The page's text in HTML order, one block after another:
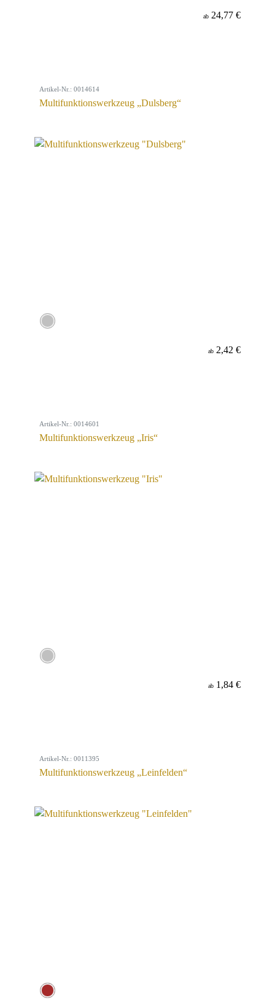
ab 24,77 €
Artikel-Nr.: 0014614
Multifunktionswerkzeug „Dulsberg“
ab 2,42 €
Artikel-Nr.: 0014601
Multifunktionswerkzeug „Iris“
ab 1,84 €
Artikel-Nr.: 0011395
Multifunktionswerkzeug „Leinfelden“